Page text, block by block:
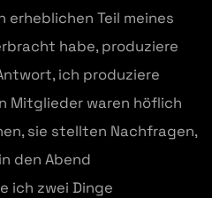
erheblichen Teil meines
habe, produziere
ich produziere
Mitglieder waren höflich
sie stellten Nachfragen,
den Abend
ich zwei Dinge